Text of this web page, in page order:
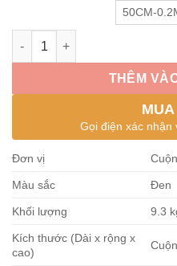
50CM-
Ống tưới nhỏ giọt 16mm dày
THÊM
MUA
Gọi điện xác nhận
Đơn vị
Màu sắc Đen
Khối lượng 9.3
Kích thước (Dài x rộng x
cao)